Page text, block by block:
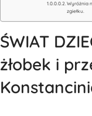
Wyróżnia
zgiełku.
ŚWIAT
żłobek i